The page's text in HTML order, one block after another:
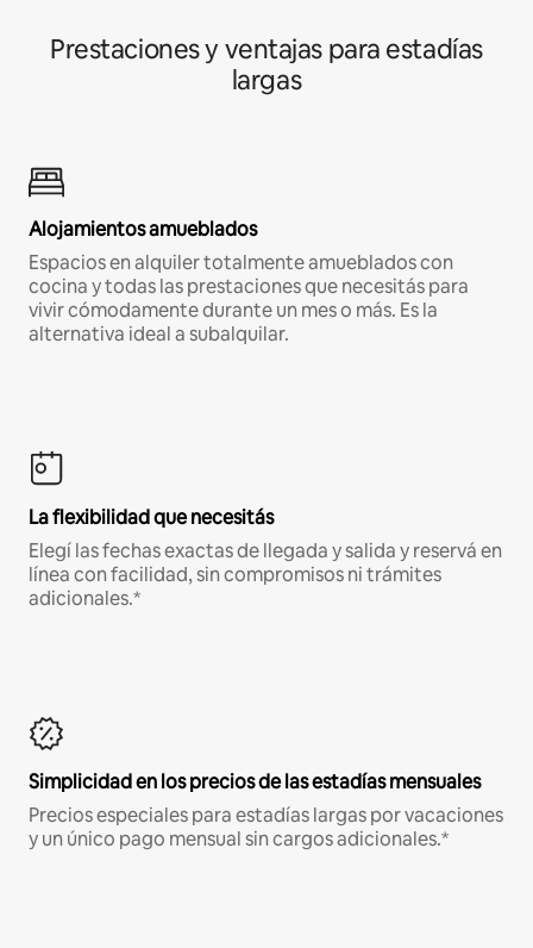
Prestaciones y ventajas para estadías
largas
Alojamientos amueblados
Espacios en alquiler totalmente amueblados con
cocina y todas las prestaciones que necesitás para
vivir cómodamente durante un mes o más. Es la
alternativa ideal a subalquilar.
La flexibilidad que necesitás
Elegí las fechas exactas de llegada y salida y reservá en
línea con facilidad, sin compromisos ni trámites
adicionales.*
Simplicidad en los precios de las estadías mensuales
Precios especiales para estadías largas por vacaciones
y un único pago mensual sin cargos adicionales.*